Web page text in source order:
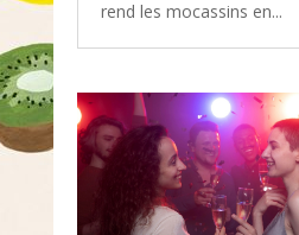
rend les mocassins en...